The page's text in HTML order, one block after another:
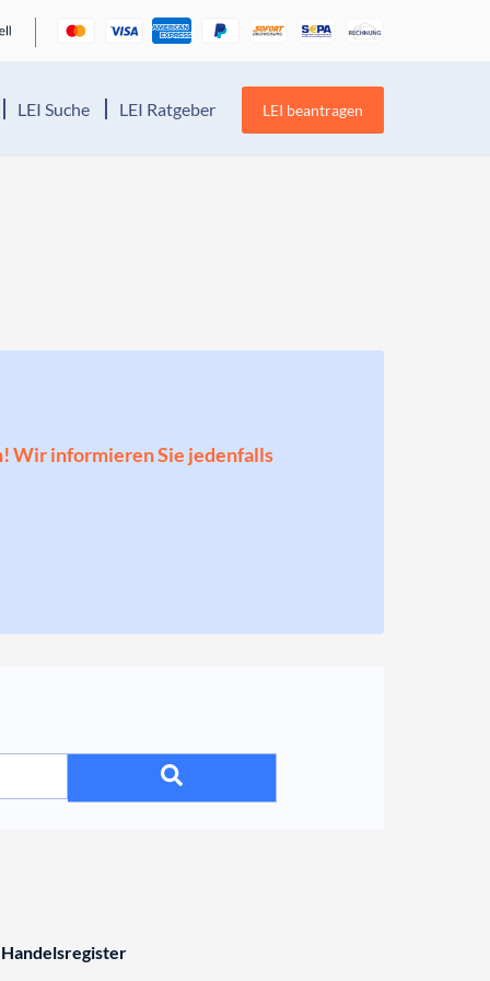
LEI Suche LEI Ratgeber LEI beantragen
Wir informieren Sie jedenfalls